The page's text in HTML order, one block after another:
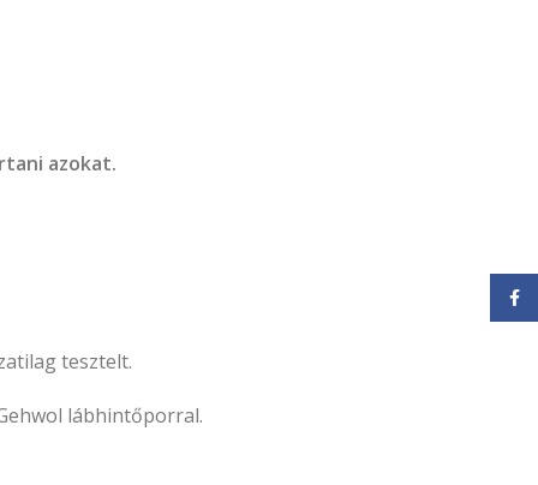
azokat.
tesztelt.
lábhintőporral.